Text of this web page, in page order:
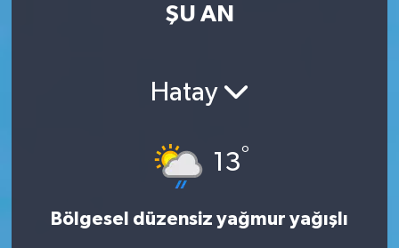
ŞU AN
Hatay
13°
Bölgesel düzensiz yağmur yağışlı